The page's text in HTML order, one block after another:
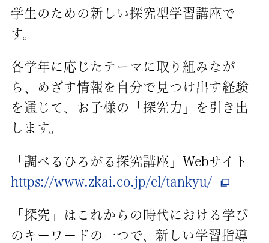
学生のための新しい探究型学習講座で
す。
各学年に応じたテーマに取り組みなが
ら、めざす情報を自分で見つけ出す経験
を通じて、お子様の「探究力」を引き出
します。
「調べるひろがる探究講座」Webサイト
https://www.zkai.co.jp/el/tankyu/
「探究」はこれからの時代における学び
のキーワードの一つで、新しい学習指導